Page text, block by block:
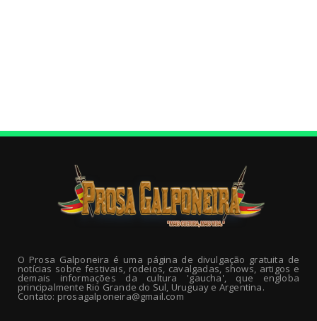
O Prosa Galponeira é uma página de divulgação gratuita de
notícias sobre festivais, rodeios, cavalgadas, shows, artigos e
demais informações da cultura 'gaucha', que engloba
principalmente Rio Grande do Sul, Uruguay e Argentina.
Contato: prosagalponeira@gmail.com